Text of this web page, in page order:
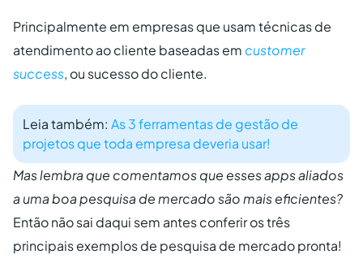
Principalmente em empresas que usam técnicas de
atendimento ao cliente baseadas em customer
success, ou sucesso do cliente.
Leia também: As 3 ferramentas de gestão de
projetos que toda empresa deveria usar!
Mas lembra que comentamos que esses apps aliados
a uma boa pesquisa de mercado são mais eficientes?
Então não sai daqui sem antes conferir os três
principais exemplos de pesquisa de mercado pronta!